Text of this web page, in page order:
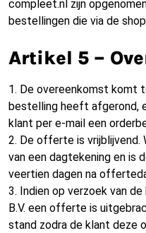
compleet.nl zijn
bestellingen die via de
Artikel 5 –
1. De overeenkomst komt
bestelling heeft afgerond,
klant per e-mail een
2. De offerte is
van een dagtekening en is
veertien dagen na
3. Indien op verzoek van
B.V. een offerte is
stand zodra de klant deze